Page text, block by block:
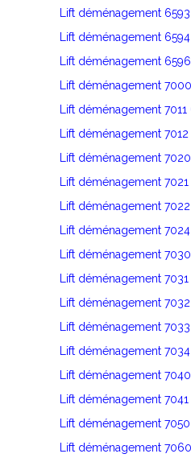
Lift déménagement
Lift déménagement
Lift déménagement
Lift déménagement
Lift déménagement 7011
Lift déménagement
Lift déménagement
Lift déménagement 7021
Lift déménagement
Lift déménagement
Lift déménagement
Lift déménagement
Lift déménagement
Lift déménagement
Lift déménagement
Lift déménagement
Lift déménagement 7041
Lift déménagement
Lift déménagement